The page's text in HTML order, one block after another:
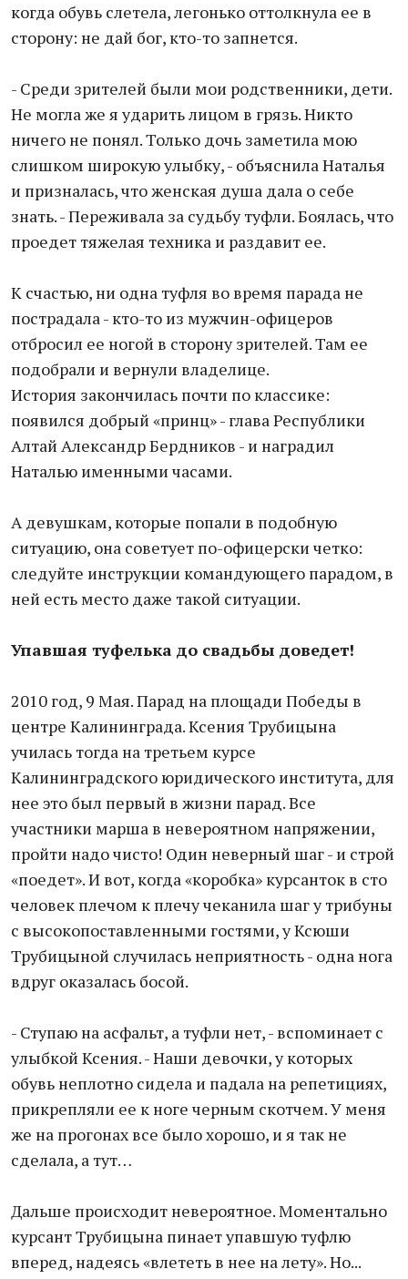
когда обувь слетела, легонько оттолкнула ее в
сторону: не дай бог, кто-то запнется.
- Среди зрителей были мои родственники, дети.
Не могла же я ударить лицом в грязь. Никто
ничего не понял. Только дочь заметила мою
слишком широкую улыбку, - объяснила Наталья
и призналась, что женская душа дала о себе
знать. - Переживала за судьбу туфли. Боялась, что
проедет тяжелая техника и раздавит ее.
К счастью, ни одна туфля во время парада не
пострадала - кто-то из мужчин-офицеров
отбросил ее ногой в сторону зрителей. Там ее
подобрали и вернули владелице.
История закончилась почти по классике:
появился добрый «принц» - глава Республики
Алтай Александр Бердников - и наградил
Наталью именными часами.
А девушкам, которые попали в подобную
ситуацию, она советует по-офицерски четко:
следуйте инструкции командующего парадом, в
ней есть место даже такой ситуации.
Упавшая туфелька до свадьбы доведет!
2010 год, 9 Мая. Парад на площади Победы в
центре Калининграда. Ксения Трубицына
училась тогда на третьем курсе
Калининградского юридического института, для
нее это был первый в жизни парад. Все
участники марша в невероятном напряжении,
пройти надо чисто! Один неверный шаг - и строй
«поедет». И вот, когда «коробка» курсанток в сто
человек плечом к плечу чеканила шаг у трибуны
с высокопоставленными гостями, у Ксюши
Трубицыной случилась неприятность - одна нога
вдруг оказалась босой.
- Ступаю на асфальт, а туфли нет, - вспоминает с
улыбкой Ксения. - Наши девочки, у которых
обувь неплотно сидела и падала на репетициях,
прикрепляли ее к ноге черным скотчем. У меня
же на прогонах все было хорошо, и я так не
сделала, а тут…
Дальше происходит невероятное. Моментально
курсант Трубицына пинает упавшую туфлю
вперед, надеясь «влететь в нее на лету». Но...